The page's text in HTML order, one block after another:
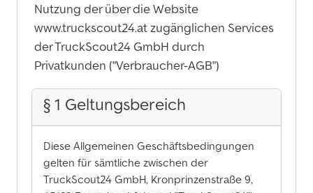
Nutzung der über die Website
www.truckscout24.at zugänglichen Services
der TruckScout24 GmbH durch
Privatkunden ("Verbraucher-AGB")
§ 1 Geltungsbereich
Diese Allgemeinen Geschäftsbedingungen
gelten für sämtliche zwischen der
TruckScout24 GmbH, Kronprinzenstraße 9,